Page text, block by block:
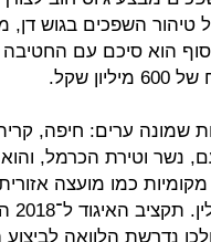
טיהור השפכים בגוש
הוא סיכם עם
שקל.
שמונה ערים: חיפה,
נשר וטירת הכרמל,
כמו מועצה אזורית